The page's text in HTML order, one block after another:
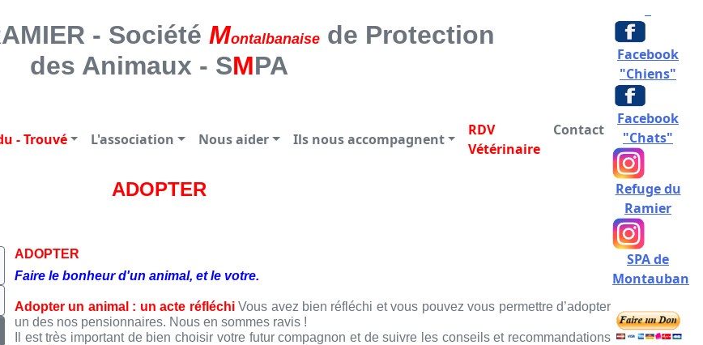
MONTALBANAISE DE PROTECTION DES ANIMAUX
Facebook
"Chiens"
Facebook
"Chats"
Refuge du
Ramier
SPA de
Montauban
- Société Montalbanaisede Protection
des Animaux - SMPA
- Trouvé L'association Nous aider Ils nous accompagnent
RDV
Vétérinaire
Contact
ADOPTER
ADOPTER
Faire le bonheur d'un animal, et le votre.
Adopter un animal : un acte réfléchiVous avez bien réfléchi et vous pouvez vous permettre d’adopter
un des nos pensionnaires. Nous en sommes ravis !
Il est très important de bien choisir votre futur compagnon et de suivre les conseils et recommandations